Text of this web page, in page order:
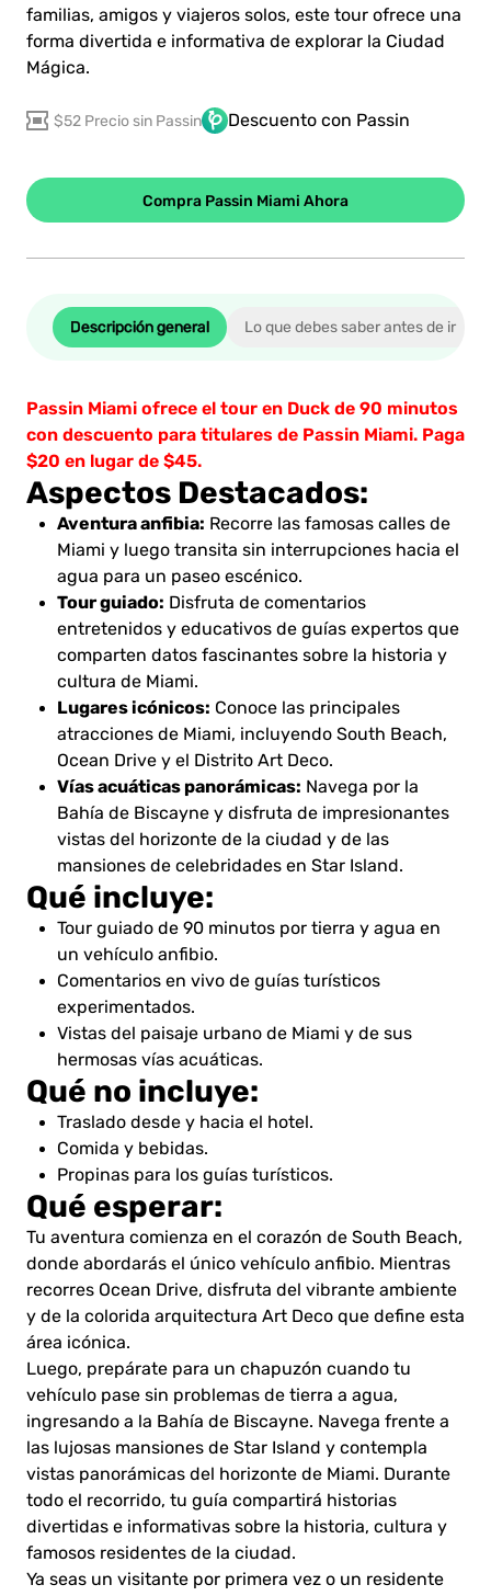
familias, amigos y viajeros solos, este tour ofrece una
forma divertida e informativa de explorar la Ciudad
Mágica.
$52 Precio sin Passin Descuento con Passin
Compra Passin Miami Ahora
Descripción general Lo que debes saber antes de ir
Passin Miami ofrece el tour en Duck de 90 minutos
con descuento para titulares de Passin Miami. Paga
$20 en lugar de $45.
Aspectos Destacados:
Aventura anfibia: Recorre las famosas calles de
Miami y luego transita sin interrupciones hacia el
agua para un paseo escénico.
Tour guiado: Disfruta de comentarios
entretenidos y educativos de guías expertos que
comparten datos fascinantes sobre la historia y
cultura de Miami.
Lugares icónicos: Conoce las principales
atracciones de Miami, incluyendo South Beach,
Ocean Drive y el Distrito Art Deco.
Vías acuáticas panorámicas: Navega por la
Bahía de Biscayne y disfruta de impresionantes
vistas del horizonte de la ciudad y de las
mansiones de celebridades en Star Island.
Qué incluye:
Tour guiado de 90 minutos por tierra y agua en
un vehículo anfibio.
Comentarios en vivo de guías turísticos
experimentados.
Vistas del paisaje urbano de Miami y de sus
hermosas vías acuáticas.
Qué no incluye:
Traslado desde y hacia el hotel.
Comida y bebidas.
Propinas para los guías turísticos.
Qué esperar:
Tu aventura comienza en el corazón de South Beach,
donde abordarás el único vehículo anfibio. Mientras
recorres Ocean Drive, disfruta del vibrante ambiente
y de la colorida arquitectura Art Deco que define esta
área icónica.
Luego, prepárate para un chapuzón cuando tu
vehículo pase sin problemas de tierra a agua,
ingresando a la Bahía de Biscayne. Navega frente a
las lujosas mansiones de Star Island y contempla
vistas panorámicas del horizonte de Miami. Durante
todo el recorrido, tu guía compartirá historias
divertidas e informativas sobre la historia, cultura y
famosos residentes de la ciudad.
Ya seas un visitante por primera vez o un residente